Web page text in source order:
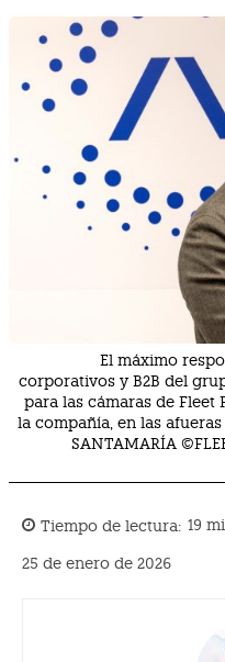
El máximo
corporativos y B2B del
para las cámaras de Fleet
la compañía, en las
SANTAMARÍA
Tiempo de lectura: 19
25 de enero de 2026